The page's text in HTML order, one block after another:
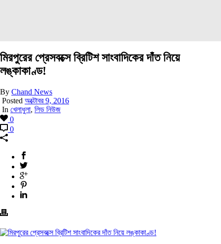
মিরপুরের প্রেসবক্সে ব্রিটিশ সাংবাদিকের দাঁত নিয়ে
লঙ্কাকাণ্ড!
By Chand News
Posted অক্টোবর 9, 2016
In খেলাধুলা, লিড নিউজ
0
0